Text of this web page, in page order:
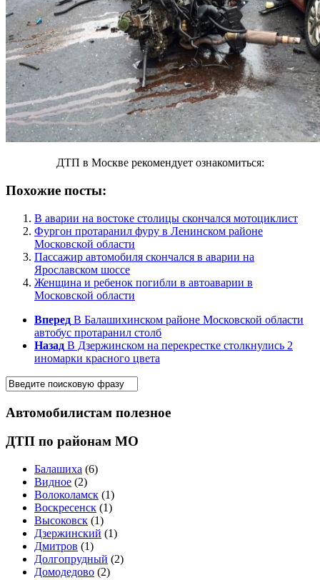
ДТП в Москве рекомендует ознакомиться:
Похожие посты:
В аварии на востоке столицы скончался мотоциклист
Фургон протаранил фуру в Ленинском районе
Московской области
Пассажир автомобиля скончался в аварии на
Ярославском шоссе
Женщина и ребенок погибли в автоаварии в
Московской области
Вперед В Балашихинском районе Московской области
автобус протаранил столб
Назад В Дзержинском на перекрестке столкнулись 2
иномарки красного цвета
Автомобилистам полезное
ДТП по районам МО
Балашиха (6)
Видное (2)
Волоколамск (1)
Воскресенск (1)
Высоковск (1)
Дзержинский (1)
Дмитров (1)
Долгопрудный (2)
Домодедово (2)